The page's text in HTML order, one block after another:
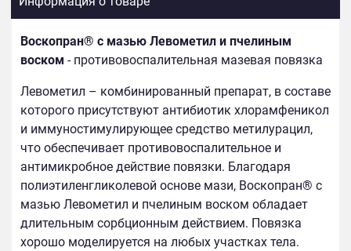
Воскопран® с мазью Левометил и пчелиным
воском - противовоспалительная мазевая повязка
Левометил – комбинированный препарат, в составе
которого присутствуют антибиотик хлорамфеникол
и иммуностимулирующее средство метилурацил,
что обеспечивает противовоспалительное и
антимикробное действие повязки. Благодаря
полиэтиленгликолевой основе мази, Воскопран® с
мазью Левометил и пчелиным воском обладает
длительным сорбционным действием. Повязка
хорошо моделируется на любых участках тела.